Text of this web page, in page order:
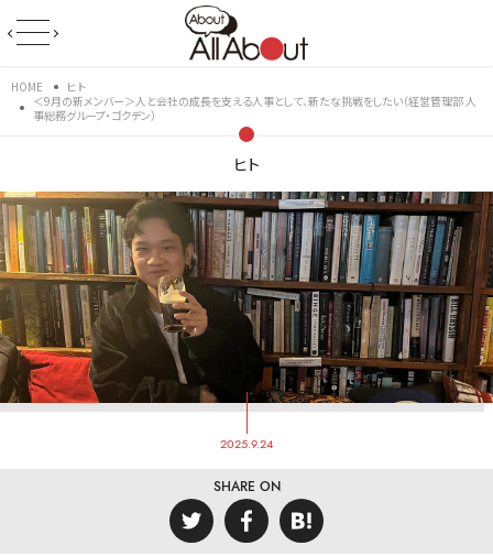
HOME
ヒト
＜9月の新メンバー＞人と会社の成長を支える人事として、新たな挑戦をしたい（経営管理部 人
事総務グループ・ゴクデン）
ヒト
2025.9.24
SHARE ON